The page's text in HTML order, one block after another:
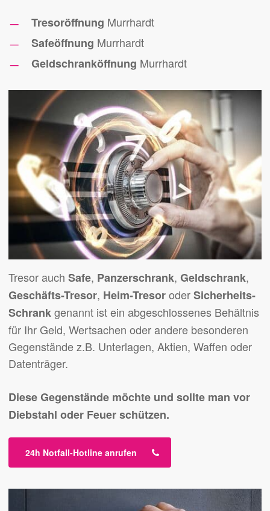
Tresoröffnung Murrhardt
Safeöffnung Murrhardt
Geldschranköffnung Murrhardt
Tresor auch Safe, Panzerschrank, Geldschrank,
Geschäfts-Tresor, Heim-TresoroderSicherheits-
Schrankgenannt ist ein abgeschlossenes Behältnis
für Ihr Geld, Wertsachen oder andere besonderen
Gegenstände z.B. Unterlagen, Aktien, Waffen oder
Datenträger.
Diese Gegenstände möchte und sollte man vor
Diebstahl oder Feuer schützen.
24h Notfall-Hotline anrufen